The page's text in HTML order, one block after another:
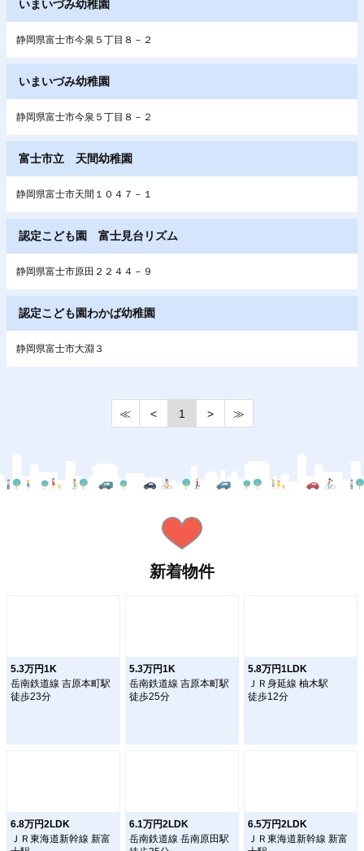
いまいづみ幼稚園
静岡県富士市今泉５丁目８－２
いまいづみ幼稚園
静岡県富士市今泉５丁目８－２
富士市立 天間幼稚園
静岡県富士市天間１０４７－１
認定こども園 富士見台リズム
静岡県富士市原田２２４４－９
認定こども園わかば幼稚園
静岡県富士市大淵３
≪ < 1 > ≫
新着物件
5.3万円1K
岳南鉄道線 吉原本町駅
徒歩23分
5.3万円1K
岳南鉄道線 吉原本町駅
徒歩25分
5.8万円1LDK
ＪＲ身延線 柚木駅
徒歩12分
6.8万円2LDK
ＪＲ東海道新幹線 新富
6.1万円2LDK
岳南鉄道線 岳南原田駅
6.5万円2LDK
ＪＲ東海道新幹線 新富